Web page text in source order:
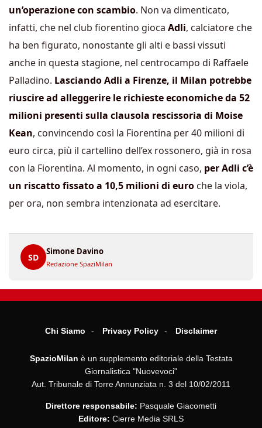
un’operazione con scambio. Non va dimenticato,
infatti, che nel club fiorentino gioca Adli, calciatore che
ha ben figurato, nonostante gli alti e bassi vissuti
anche in questa stagione, nel centrocampo di Raffaele
Palladino. Lasciando Adli a Firenze, il Milan potrebbe
riuscire ad alleggerire le richieste economiche da 52
milioni presenti sulla clausola rescissoria di Moise
Kean, convincendo così la Fiorentina per 40 milioni di
euro circa, più il cartellino dell’ex rossonero, già in rosa
con la Fiorentina. Al momento, in ogni caso, per Adli c’è
un riscatto fissato a 10,5 milioni di euro che la viola,
per ora, non sembra intenzionata ad esercitare.
SD
Simone Davino
Redazione SpaziMilan
Chi Siamo Privacy Policy Disclaimer
SpazioMilan è un supplemento editoriale della Testata
Giornalistica "Nuovevoci"
Aut. Tribunale di Torre Annunziata n. 3 del 10/02/2011
Direttore responsabile: Pasquale Giacometti
Editore: Cierre Media SRLS